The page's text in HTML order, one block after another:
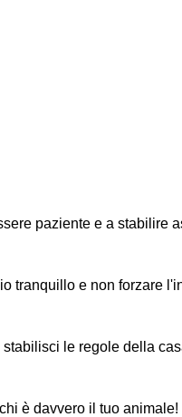
paziente e a stabilire
tranquillo e non forzare
stabilisci le regole della
è davvero il tuo animale!